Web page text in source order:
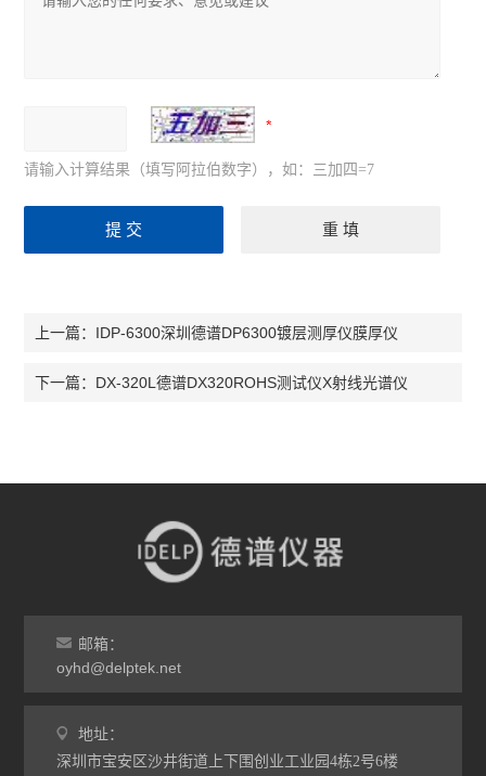
请输入计算结果（填写阿拉伯数字），如：三加四=7
上一篇： IDP-6300深圳德谱DP6300镀层测厚仪膜厚仪
下一篇： DX-320L德谱DX320ROHS测试仪X射线光谱仪
邮箱：
oyhd@delptek.net
地址：
深圳市宝安区沙井街道上下围创业工业园4栋2号6楼